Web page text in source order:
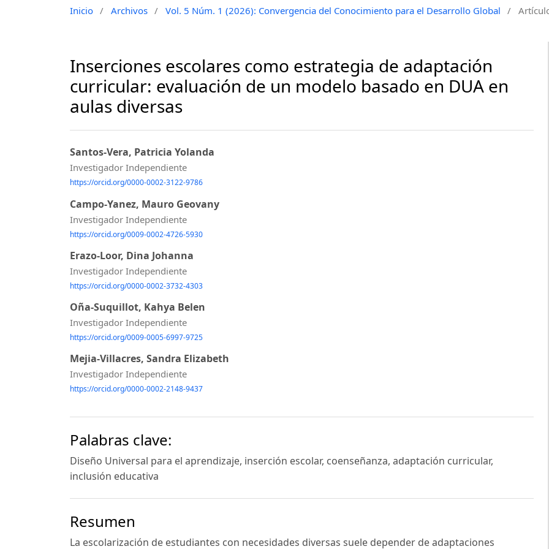
Inicio / Archivos / Vol. 5 Núm. 1 (2026): Convergencia del Conocimiento para el Desarrollo Global /
Inserciones escolares como estrategia de adaptación
curricular: evaluación de un modelo basado en DUA en
aulas diversas
Santos-Vera, Patricia Yolanda
Investigador Independiente
https://orcid.org/0000-0002-3122-9786
Campo-Yanez, Mauro Geovany
Investigador Independiente
https://orcid.org/0009-0002-4726-5930
Erazo-Loor, Dina Johanna
Investigador Independiente
https://orcid.org/0000-0002-3732-4303
Oña-Suquillot, Kahya Belen
Investigador Independiente
https://orcid.org/0009-0005-6997-9725
Mejia-Villacres, Sandra Elizabeth
Investigador Independiente
https://orcid.org/0000-0002-2148-9437
Palabras clave:
Diseño Universal para el aprendizaje, inserción escolar, coenseñanza, adaptación curricular,
inclusión educativa
Resumen
La escolarización de estudiantes con necesidades diversas suele depender de adaptaciones